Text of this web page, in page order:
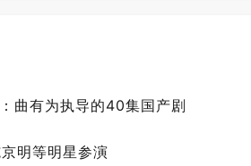
曲有为执导的40集国产剧
明等明星参演